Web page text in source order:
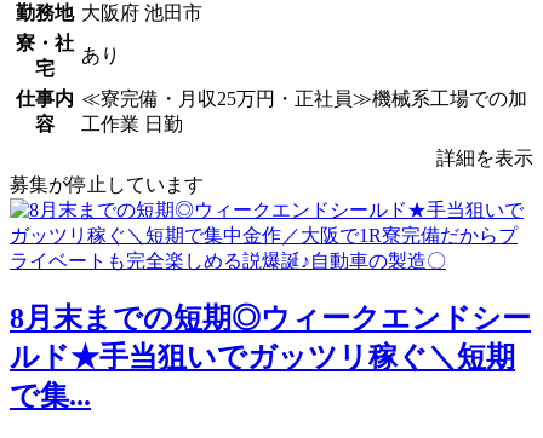
勤務地 大阪府 池田市
寮・社
宅
あり
仕事内
容
≪寮完備・月収25万円・正社員≫機械系工場での加
工作業 日勤
詳細を表示
募集が停止しています
8月末までの短期◎ウィークエンドシー
ルド★手当狙いでガッツリ稼ぐ＼短期
で集...